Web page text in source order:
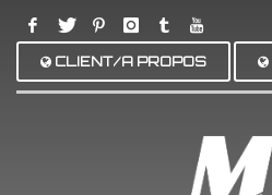
CLIENT/A PROPOS